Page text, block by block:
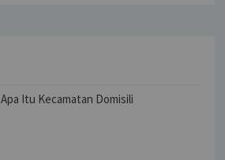
Apa Itu Kecamatan Domisili